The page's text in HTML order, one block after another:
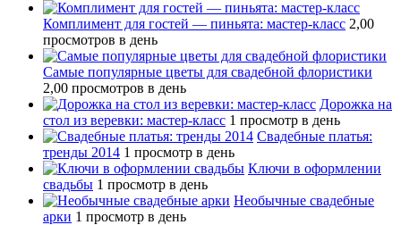
Комплимент для гостей — пиньята: мастер-класс 2,00
просмотров в день
Самые популярные цветы для свадебной флористики
2,00 просмотров в день
Дорожка на
стол из веревки: мастер-класс 1 просмотр в день
Свадебные платья:
тренды 2014 1 просмотр в день
Ключи в оформлении
свадьбы 1 просмотр в день
Необычные свадебные
арки 1 просмотр в день